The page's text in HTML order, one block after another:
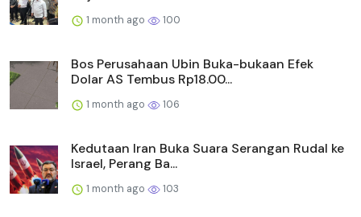
1 month ago 100
Bos Perusahaan Ubin Buka-bukaan Efek
Dolar AS Tembus Rp18.00...
1 month ago 106
Kedutaan Iran Buka Suara Serangan Rudal ke
Israel, Perang Ba...
1 month ago 103